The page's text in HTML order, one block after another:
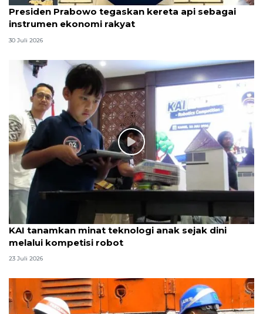
Presiden Prabowo tegaskan kereta api sebagai
instrumen ekonomi rakyat
30 Juli 2026
KAI tanamkan minat teknologi anak sejak dini
melalui kompetisi robot
23 Juli 2026